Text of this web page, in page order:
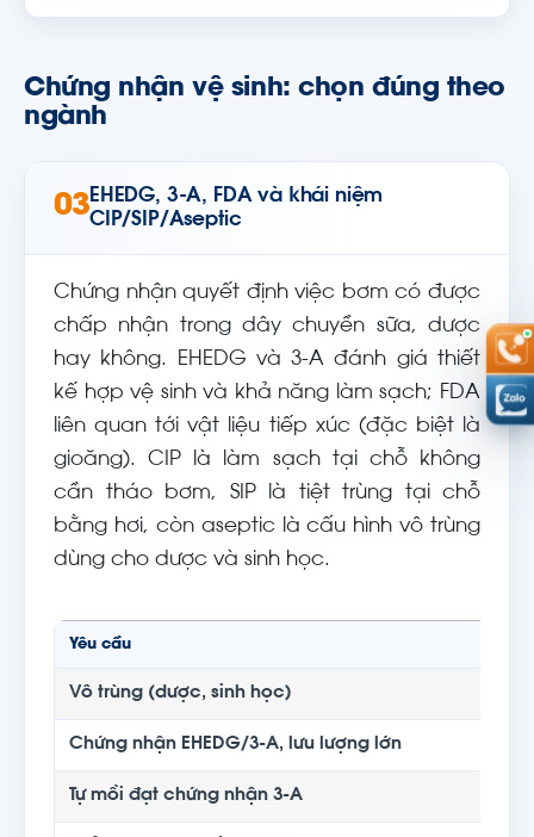
Chứng nhận vệ sinh: chọn đúng theo
ngành
03EHEDG, 3-A, FDA và khái niệm
CIP/SIP/Aseptic
Chứng nhận quyết định việc bơm có được
chấp nhận trong dây chuyền sữa, dược
hay không. EHEDG và 3-A đánh giá thiết
kế hợp vệ sinh và khả năng làm sạch; FDA
liên quan tới vật liệu tiếp xúc (đặc biệt là
gioăng). CIP là làm sạch tại chỗ không
cần tháo bơm, SIP là tiệt trùng tại chỗ
bằng hơi, còn aseptic là cấu hình vô trùng
dùng cho dược và sinh học.
Yêu cầu
Vô trùng (dược, sinh học)
Chứng nhận EHEDG/3-A, lưu lượng lớn
Tự mồi đạt chứng nhận 3-A